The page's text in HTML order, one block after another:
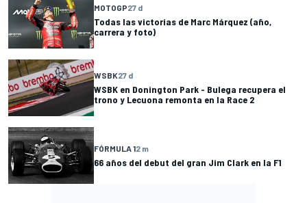
MOTOGP27 d
Todas las victorias de Marc Márquez (año,
carrera y foto)
WSBK27 d
WSBK en Donington Park - Bulega recupera el
trono y Lecuona remonta en la Race 2
FÓRMULA 12 m
66 años del debut del gran Jim Clark en la F1